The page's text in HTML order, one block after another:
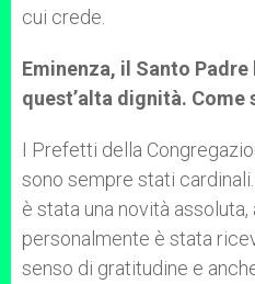
cui crede.
Eminenza, il Santo
quest’alta dignità. Come
I Prefetti della
sono sempre stati
è stata una novità
personalmente è stata
senso di gratitudine e